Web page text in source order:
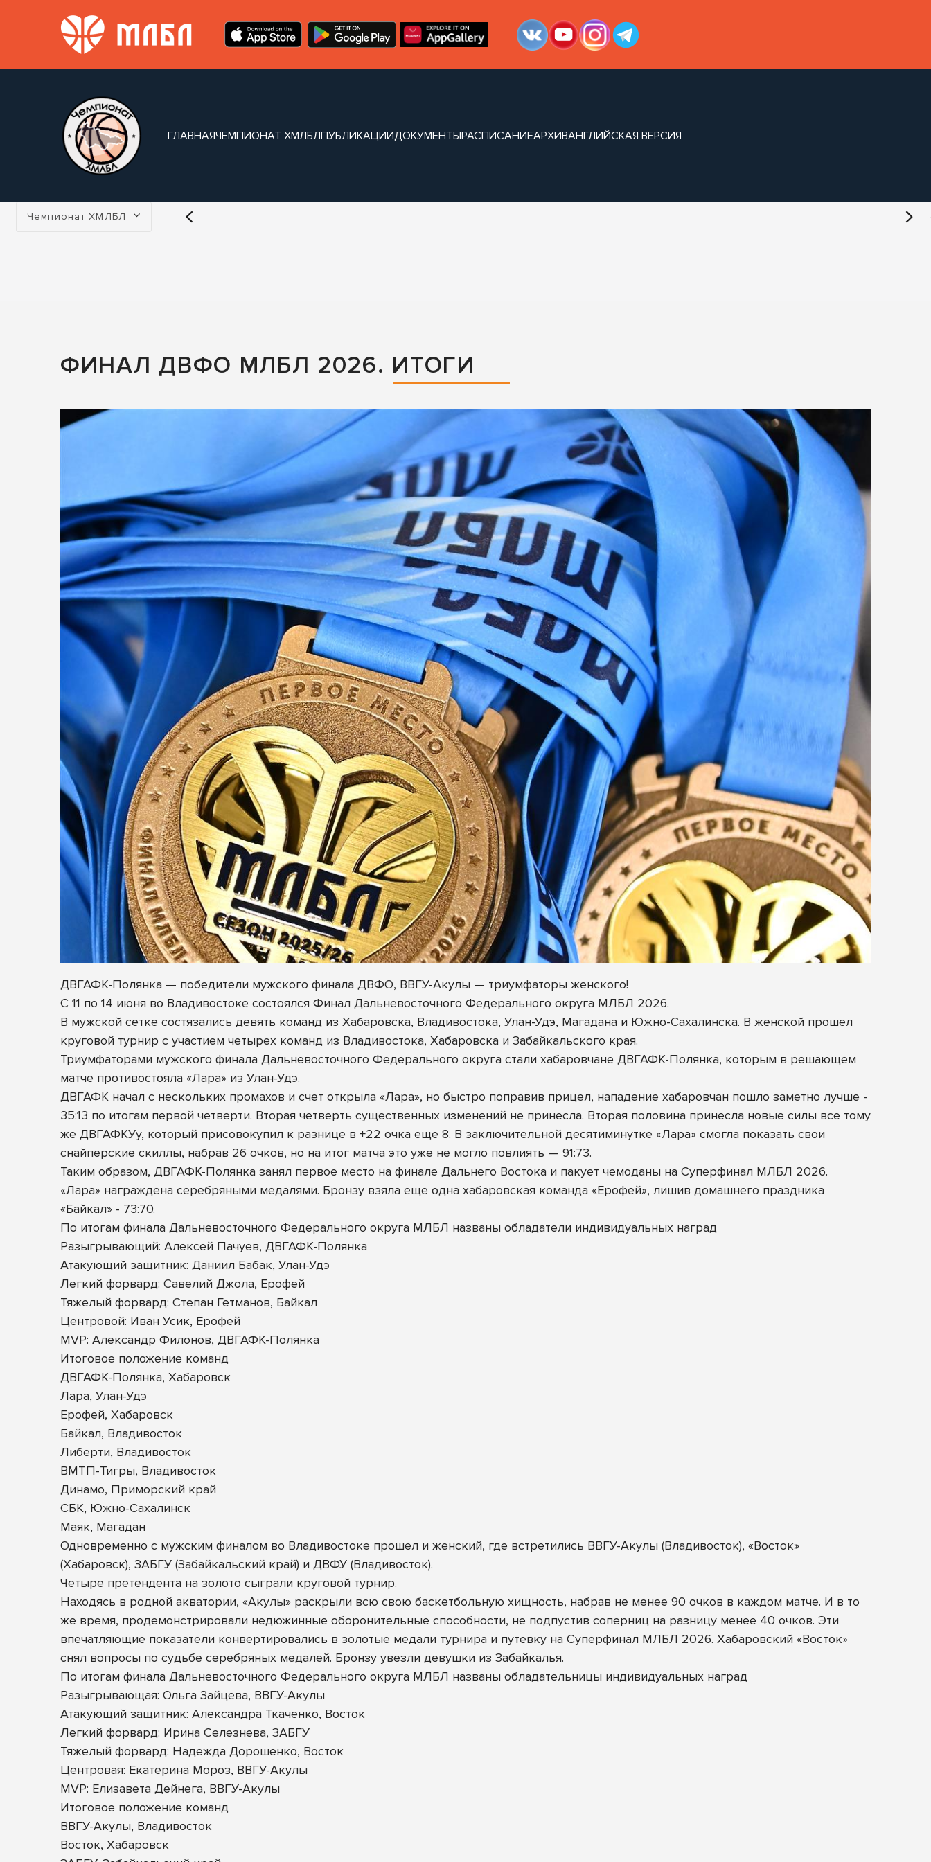
ГЛАВНАЯЧЕМПИОНАТ ХМЛБЛПУБЛИКАЦИИДОКУМЕНТЫРАСПИСАНИЕАРХИВАНГЛИЙСКАЯ ВЕРСИЯ
Турнир:
Чемпионат ХМЛБЛ
ФИНАЛ ДВФО МЛБЛ 2026. ИТОГИ
ДВГАФК-Полянка — победители мужского финала ДВФО, ВВГУ-Акулы — триумфаторы женского!
С 11 по 14 июня во Владивостоке состоялся Финал Дальневосточного Федерального округа МЛБЛ 2026.
В мужской сетке состязались девять команд из Хабаровска, Владивостока, Улан-Удэ, Магадана и Южно-Сахалинска. В женской прошел
круговой турнир с участием четырех команд из Владивостока, Хабаровска и Забайкальского края.
Триумфаторами мужского финала Дальневосточного Федерального округа стали хабаровчане ДВГАФК-Полянка, которым в решающем
матче противостояла «Лара» из Улан-Удэ.
ДВГАФК начал с нескольких промахов и счет открыла «Лара», но быстро поправив прицел, нападение хабаровчан пошло заметно лучше -
35:13 по итогам первой четверти. Вторая четверть существенных изменений не принесла. Вторая половина принесла новые силы все тому
же ДВГАФКУу, который присовокупил к разнице в +22 очка еще 8. В заключительной десятиминутке «Лара» смогла показать свои
снайперские скиллы, набрав 26 очков, но на итог матча это уже не могло повлиять — 91:73.
Таким образом, ДВГАФК-Полянка занял первое место на финале Дальнего Востока и пакует чемоданы на Суперфинал МЛБЛ 2026.
«Лара» награждена серебряными медалями. Бронзу взяла еще одна хабаровская команда «Ерофей», лишив домашнего праздника
«Байкал» - 73:70.
По итогам финала Дальневосточного Федерального округа МЛБЛ названы обладатели индивидуальных наград
Разыгрывающий: Алексей Пачуев, ДВГАФК-Полянка
Атакующий защитник: Даниил Бабак, Улан-Удэ
Легкий форвард: Савелий Джола, Ерофей
Тяжелый форвард: Степан Гетманов, Байкал
Центровой: Иван Усик, Ерофей
MVP: Александр Филонов, ДВГАФК-Полянка
Итоговое положение команд
ДВГАФК-Полянка, Хабаровск
Лара, Улан-Удэ
Ерофей, Хабаровск
Байкал, Владивосток
Либерти, Владивосток
ВМТП-Тигры, Владивосток
Динамо, Приморский край
СБК, Южно-Сахалинск
Маяк, Магадан
Одновременно с мужским финалом во Владивостоке прошел и женский, где встретились ВВГУ-Акулы (Владивосток), «Восток»
(Хабаровск), ЗАБГУ (Забайкальский край) и ДВФУ (Владивосток).
Четыре претендента на золото сыграли круговой турнир.
Находясь в родной акватории, «Акулы» раскрыли всю свою баскетбольную хищность, набрав не менее 90 очков в каждом матче. И в то
же время, продемонстрировали недюжинные оборонительные способности, не подпустив соперниц на разницу менее 40 очков. Эти
впечатляющие показатели конвертировались в золотые медали турнира и путевку на Суперфинал МЛБЛ 2026. Хабаровский «Восток»
снял вопросы по судьбе серебряных медалей. Бронзу увезли девушки из Забайкалья.
По итогам финала Дальневосточного Федерального округа МЛБЛ названы обладательницы индивидуальных наград
Разыгрывающая: Ольга Зайцева, ВВГУ-Акулы
Атакующий защитник: Александра Ткаченко, Восток
Легкий форвард: Ирина Селезнева, ЗАБГУ
Тяжелый форвард: Надежда Дорошенко, Восток
Центровая: Екатерина Мороз, ВВГУ-Акулы
MVP: Елизавета Дейнега, ВВГУ-Акулы
Итоговое положение команд
ВВГУ-Акулы, Владивосток
Восток, Хабаровск